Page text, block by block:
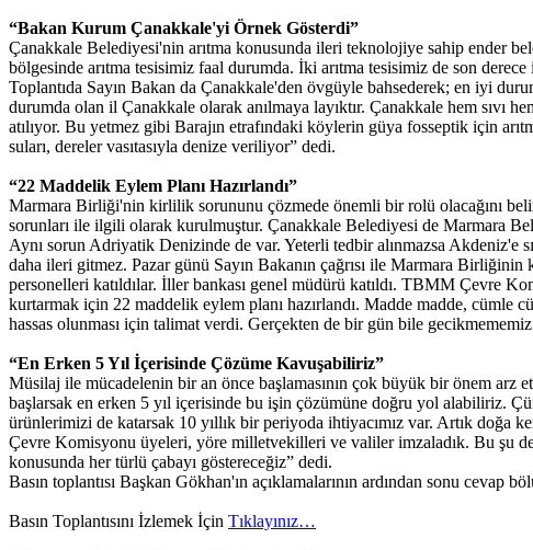
“Bakan Kurum Çanakkale'yi Örnek Gösterdi”
Çanakkale Belediyesi'nin arıtma konusunda ileri teknolojiye sahip ender
bölgesinde arıtma tesisimiz faal durumda. İki arıtma tesisimiz de son
Toplantıda Sayın Bakan da Çanakkale'den övgüyle bahsederek; en iyi
durumda olan il Çanakkale olarak anılmaya layıktır. Çanakkale hem sıvı
atılıyor. Bu yetmez gibi Barajın etrafındaki köylerin güya fosseptik için
suları, dereler vasıtasıyla denize veriliyor” dedi.
“22 Maddelik Eylem Planı Hazırlandı”
Marmara Birliği'nin kirlilik sorununu çözmede önemli bir rolü olacağını
sorunları ile ilgili olarak kurulmuştur. Çanakkale Belediyesi de Marmara
Aynı sorun Adriyatik Denizinde de var. Yeterli tedbir alınmazsa Akdeniz'e
daha ileri gitmez. Pazar günü Sayın Bakanın çağrısı ile Marmara
personelleri katıldılar. İller bankası genel müdürü katıldı. TBMM Çevre
kurtarmak için 22 maddelik eylem planı hazırlandı. Madde madde, cümle
hassas olunması için talimat verdi. Gerçekten de bir gün bile
“En Erken 5 Yıl İçerisinde Çözüme Kavuşabiliriz”
Müsilaj ile mücadelenin bir an önce başlamasının çok büyük bir önem arz
başlarsak en erken 5 yıl içerisinde bu işin çözümüne doğru yol alabiliriz.
ürünlerimizi de katarsak 10 yıllık bir periyoda ihtiyacımız var. Artık doğa
Çevre Komisyonu üyeleri, yöre milletvekilleri ve valiler imzaladık. Bu şu
konusunda her türlü çabayı göstereceğiz” dedi.
Basın toplantısı Başkan Gökhan'ın açıklamalarının ardından sonu cevap
Basın Toplantısını İzlemek İçin Tıklayınız…